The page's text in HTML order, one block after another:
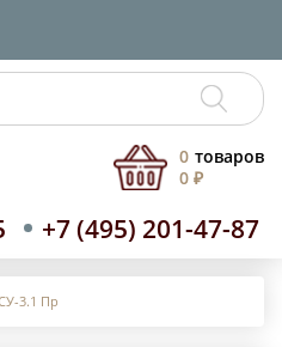
+7 (495) 201-47-87
0 товаров
0 ₽
3.1 Пр